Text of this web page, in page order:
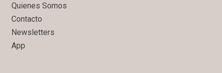
Quienes Somos
Contacto
Newsletters
App